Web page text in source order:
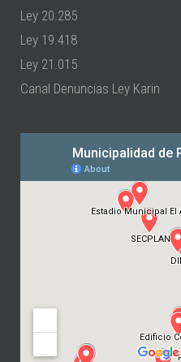
Ley 20.285
Ley 19.418
Ley 21.015
Canal Denuncias Ley Karin